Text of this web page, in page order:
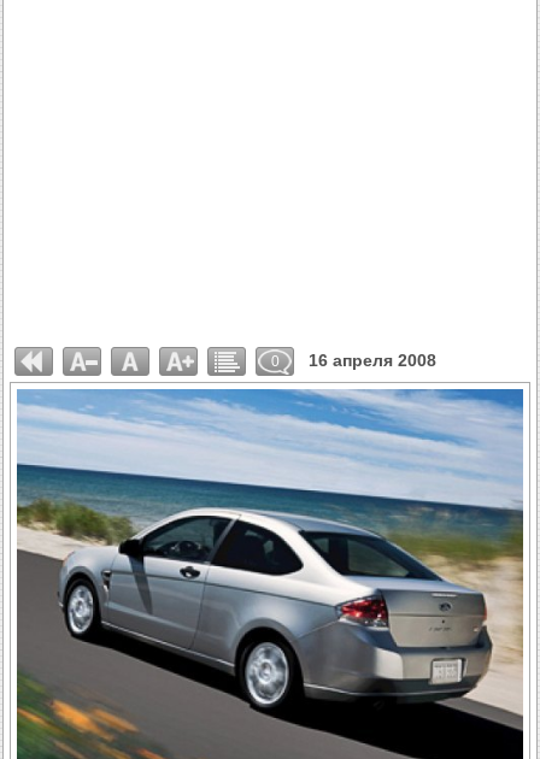
0 16 апреля 2008